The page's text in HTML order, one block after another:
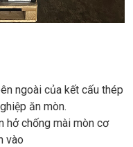
ngoài của kết cấu thép
ăn mòn.
hở chống mài mòn cơ
vào